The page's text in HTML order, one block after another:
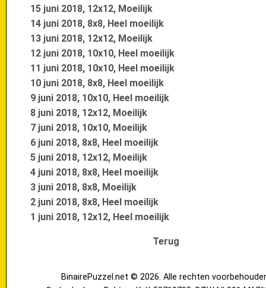
15 juni 2018, 12x12, Moeilijk
14 juni 2018, 8x8, Heel moeilijk
13 juni 2018, 12x12, Moeilijk
12 juni 2018, 10x10, Heel moeilijk
11 juni 2018, 10x10, Heel moeilijk
10 juni 2018, 8x8, Heel moeilijk
9 juni 2018, 10x10, Heel moeilijk
8 juni 2018, 12x12, Moeilijk
7 juni 2018, 10x10, Moeilijk
6 juni 2018, 8x8, Heel moeilijk
5 juni 2018, 12x12, Moeilijk
4 juni 2018, 8x8, Heel moeilijk
3 juni 2018, 8x8, Moeilijk
2 juni 2018, 8x8, Heel moeilijk
1 juni 2018, 12x12, Heel moeilijk
Terug
BinairePuzzel.net © 2026. Alle rechten